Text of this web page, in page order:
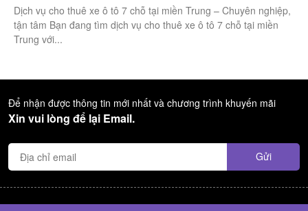
Dịch vụ cho thuê xe ô tô 7 chỗ tại miền Trung – Chuyên nghiệp,
tận tâm Bạn đang tìm dịch vụ cho thuê xe ô tô 7 chỗ tại miền
Trung với...
Để nhận được thông tin mới nhất và chương trình khuyến mãi
Xin vui lòng để lại Email.